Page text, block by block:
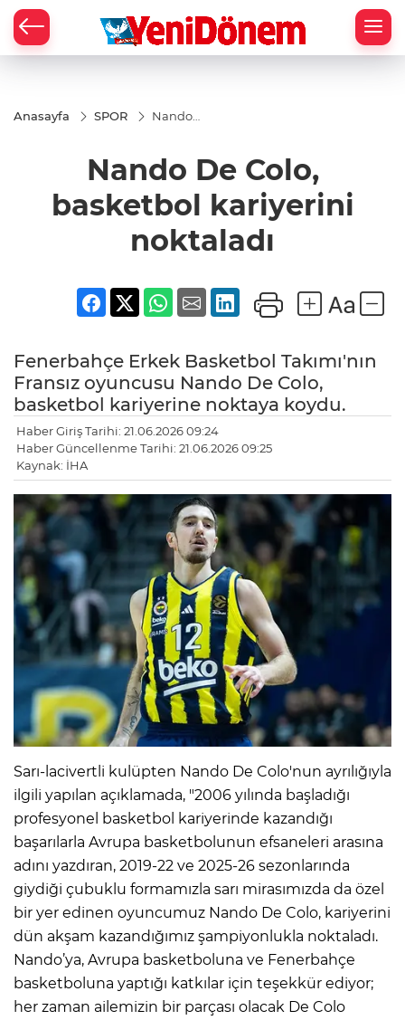
Anasayfa SPOR
Nando
kariyerini
noktaladı
Nando De Colo,
basketbol kariyerini
noktaladı
Fenerbahçe Erkek Basketbol Takımı'nın
Fransız oyuncusu Nando De Colo,
basketbol kariyerine noktaya koydu.
Haber Giriş Tarihi: 21.06.2026 09:24
Haber Güncellenme Tarihi: 21.06.2026 09:25
Kaynak: İHA
Sarı-lacivertli kulüpten Nando De Colo'nun ayrılığıyla
ilgili yapılan açıklamada, "2006 yılında başladığı
profesyonel basketbol kariyerinde kazandığı
başarılarla Avrupa basketbolunun efsaneleri arasına
adını yazdıran, 2019-22 ve 2025-26 sezonlarında
giydiği çubuklu formamızla sarı mirasımızda da özel
bir yer edinen oyuncumuz Nando De Colo, kariyerini
dün akşam kazandığımız şampiyonlukla noktaladı.
Nando’ya, Avrupa basketboluna ve Fenerbahçe
basketboluna yaptığı katkılar için teşekkür ediyor;
her zaman ailemizin bir parçası olacak De Colo